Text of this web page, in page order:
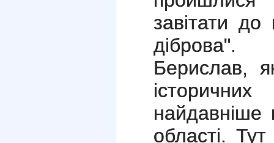
завітати до
Берислав,
найдавніше
області.